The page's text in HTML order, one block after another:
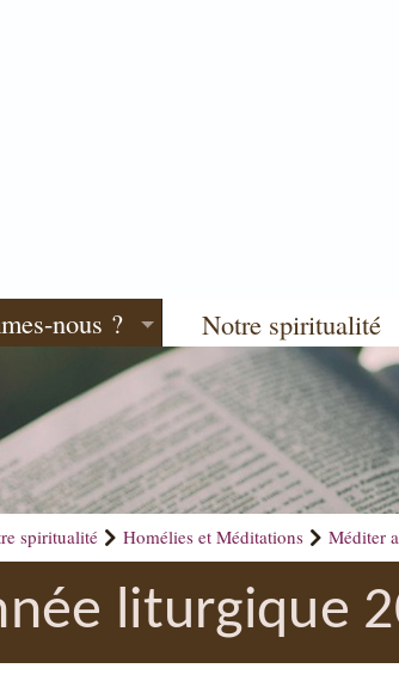
nous ? Notre spiritualité
spiritualité Homélies et Méditations Méditer
liturgique